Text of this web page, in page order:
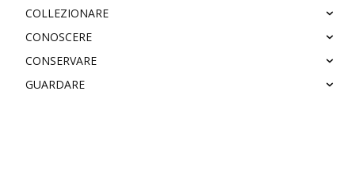
COLLEZIONARE
CONOSCERE
CONSERVARE
GUARDARE